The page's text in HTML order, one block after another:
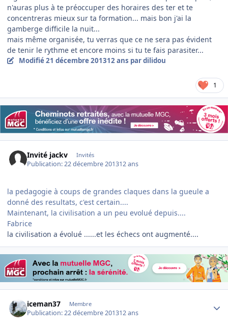
n'auras plus à te préoccuper des horaires des ter et te
concentreras mieux sur ta formation... mais bon j'ai la
gamberge difficile la nuit...
mais même organisée, tu verras que ce ne sera pas évident
de tenir le rythme et encore moins si tu te fais parasiter...
Modifié21 décembre 201312 ans par dilidou
1
Invité jackv Invités
Publication:22 décembre 201312 ans
la pedagogie à coups de grandes claques dans la gueule a
donné des resultats, c'est certain....
Maintenant, la civilisation a un peu evolué depuis....
Fabrice
la civilisation a évolué ......et les échecs ont augmenté....
iceman37 Membre
Publication:22 décembre 201312 ans